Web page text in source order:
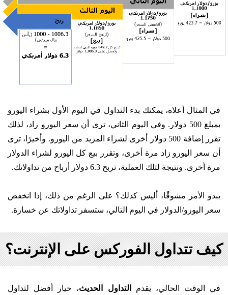
في المثال أعلاه، يمكنك بدء التداول في اليوم الأول بشراء اليورو
بمبلغ 500 دولار. وفي اليوم الثاني، ترى أن سعر اليورو زاد، لذلك
تقرر إضافة 500 دولار أخرى لشراء المزيد من اليورو. وأخيرًا، ترى
أن سعر اليورو زاد مرة أخرى، وتقرر بيع كل اليورو لشراء الدولار
مرة أخرى. ونتيجة لتلك العملية، تربح 6.3 دولار أرباح من تداولاتك.
يبدو الأمر مشوقًا، أليس كذلك؟ على الرغم من ذلك، إذا انخفض
سعر اليورو/الدولار في اليوم التالي، ستسفر تداولاتك عن خسارة.
كيف تتداول الفوركس على الإنترنت؟
في الوقت الحالي، يقدم التداول الحديث، خيار أفضل لتداول